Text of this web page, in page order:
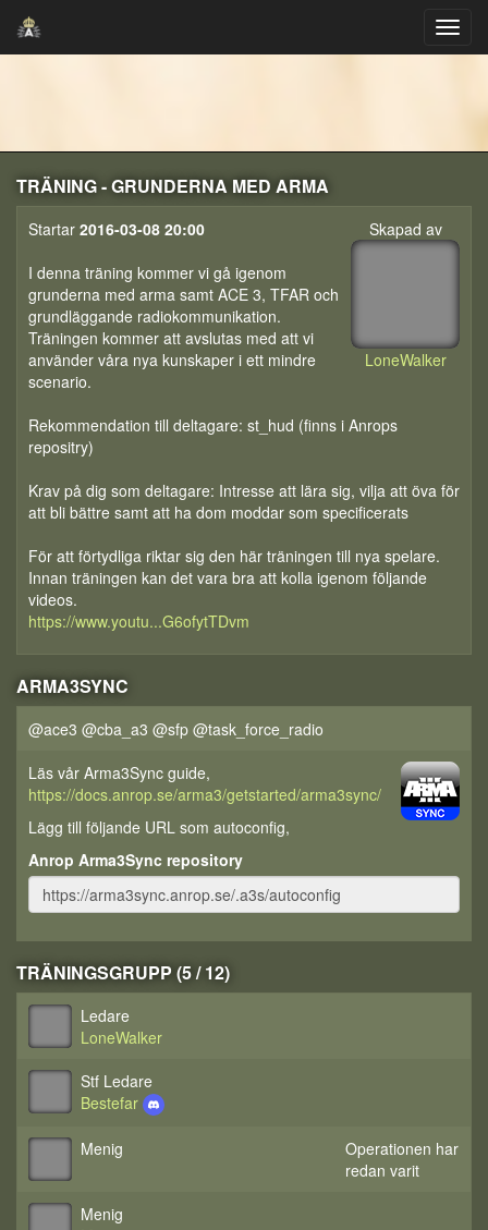
TRÄNING - GRUNDERNA MED ARMA
Skapad av
LoneWalker
Startar 2016-03-08 20:00
I denna träning kommer vi gå igenom
grunderna med arma samt ACE 3, TFAR och
grundläggande radiokommunikation.
Träningen kommer att avslutas med att vi
använder våra nya kunskaper i ett mindre
scenario.
Rekommendation till deltagare: st_hud (finns i Anrops
repositry)
Krav på dig som deltagare: Intresse att lära sig, vilja att öva för
att bli bättre samt att ha dom moddar som specificerats
För att förtydliga riktar sig den här träningen till nya spelare.
Innan träningen kan det vara bra att kolla igenom följande
videos.
https://www.youtu...G6ofytTDvm
ARMA3SYNC
@ace3 @cba_a3 @sfp @task_force_radio
Läs vår Arma3Sync guide,
https://docs.anrop.se/arma3/getstarted/arma3sync/
Lägg till följande URL som autoconfig,
Anrop Arma3Sync repository
TRÄNINGSGRUPP (5 / 12)
Ledare
LoneWalker
Stf Ledare
Bestefar
Menig
Operationen har
redan varit
Menig